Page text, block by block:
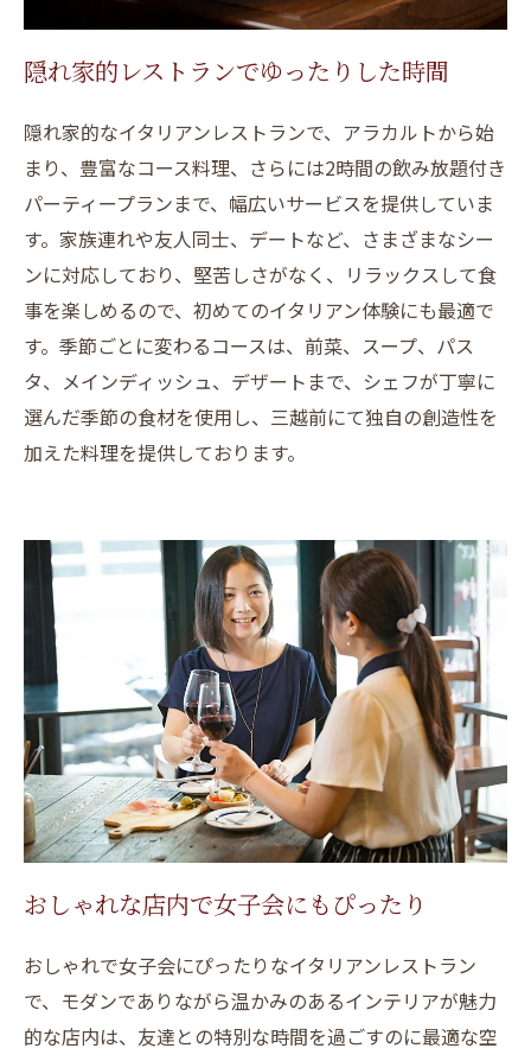
隠れ家的レストランでゆったりした時間
隠れ家的なイタリアンレストランで、アラカルトから始
まり、豊富なコース料理、さらには2時間の飲み放題付き
パーティープランまで、幅広いサービスを提供していま
す。家族連れや友人同士、デートなど、さまざまなシー
ンに対応しており、堅苦しさがなく、リラックスして食
事を楽しめるので、初めてのイタリアン体験にも最適で
す。季節ごとに変わるコースは、前菜、スープ、パス
タ、メインディッシュ、デザートまで、シェフが丁寧に
選んだ季節の食材を使用し、三越前にて独自の創造性を
加えた料理を提供しております。
おしゃれな店内で女子会にもぴったり
おしゃれで女子会にぴったりなイタリアンレストラン
で、モダンでありながら温かみのあるインテリアが魅力
的な店内は、友達との特別な時間を過ごすのに最適な空